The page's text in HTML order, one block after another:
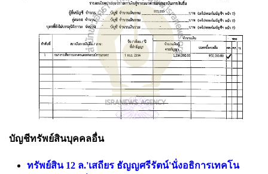
บัญชีทรัพย์สินบุคคลอื่น
ทรัพย์สิน 12 ล.'เสถียร ธัญญศรีรัตน์'นั่งอธิการเทคโน